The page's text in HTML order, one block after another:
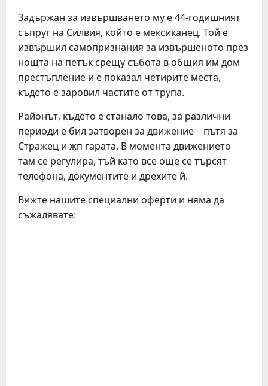
Задържан за извършването му е 44-годишният
съпруг на Силвия, който е мексиканец. Той е
извършил самопризнания за извършеното през
нощта на петък срещу събота в общия им дом
престъпление и е показал четирите места,
където е заровил частите от трупа.
Районът, където е станало това, за различни
периоди е бил затворен за движение – пътя за
Стражец и жп гарата. В момента движението
там се регулира, тъй като все още се търсят
телефона, документите и дрехите й.
Вижте нашите специални оферти и няма да
съжалявате: